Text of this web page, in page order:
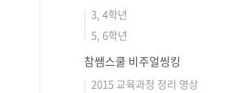
3, 4학년
5, 6학년
참쌤스쿨 비주얼씽킹
2015 교육과정 정리 영상